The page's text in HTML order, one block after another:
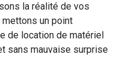
la réalité de vos
un point
de location de matériel
sans mauvaise surprise